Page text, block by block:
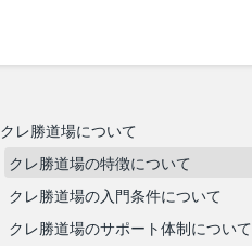
クレ勝道場について
クレ勝道場の特徴について
クレ勝道場の入門条件について
クレ勝道場のサポート体制について